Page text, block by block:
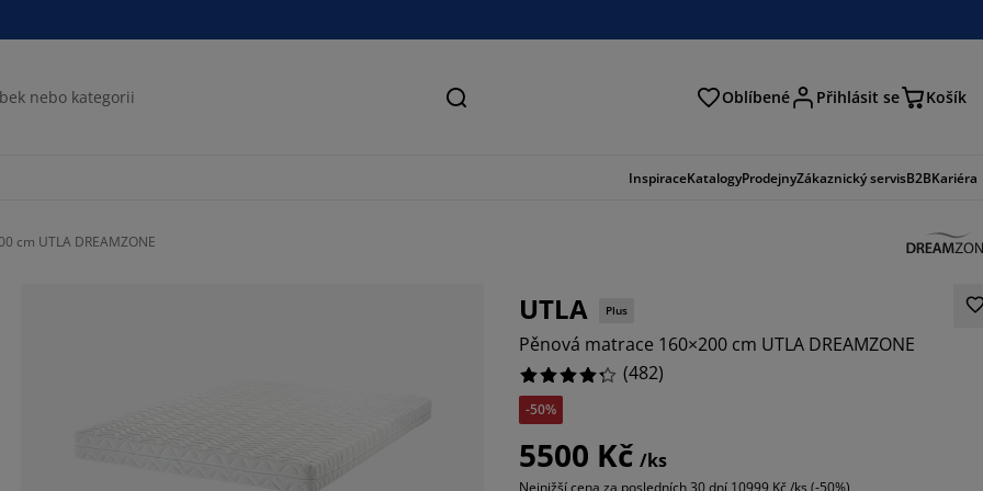
Hledat Oblíbené Přihlásit se Košík
InspiraceKatalogyProdejnyZákaznický servisB2BKariéra
cm UTLA DREAMZONE
UTLA Plus
Pěnová matrace 160×200 cm UTLA DREAMZONE
(482)
-50%
5500 Kč /ks
Nejnižší cena za posledních 30 dní 10999 Kč /ks (-50%)